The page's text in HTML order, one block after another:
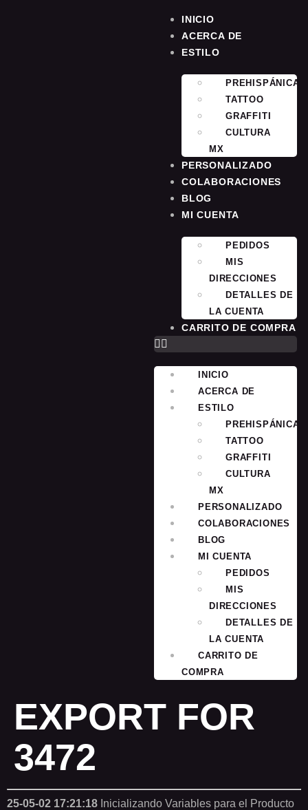
INICIO
ACERCA DE
ESTILO
PREHISPÁNICA
TATTOO
GRAFFITI
CULTURA
MX
PERSONALIZADO
COLABORACIONES
BLOG
MI CUENTA
PEDIDOS
MIS
DIRECCIONES
DETALLES DE
LA CUENTA
CARRITO DE COMPRA
INICIO
ACERCA DE
ESTILO
PREHISPÁNICA
TATTOO
GRAFFITI
CULTURA
MX
PERSONALIZADO
COLABORACIONES
BLOG
MI CUENTA
PEDIDOS
MIS
DIRECCIONES
DETALLES DE
LA CUENTA
CARRITO DE
COMPRA
EXPORT FOR
3472
25-05-02 17:21:18 Inicializando Variables para el Producto